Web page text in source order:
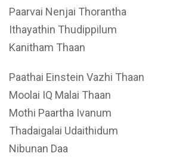
Paarvai Nenjai Thorantha
Ithayathin Thudippilum
Kanitham Thaan
Paathai Einstein Vazhi Thaan
Moolai IQ Malai Thaan
Mothi Paartha Ivanum
Thadaigalai Udaithidum
Nibunan Daa